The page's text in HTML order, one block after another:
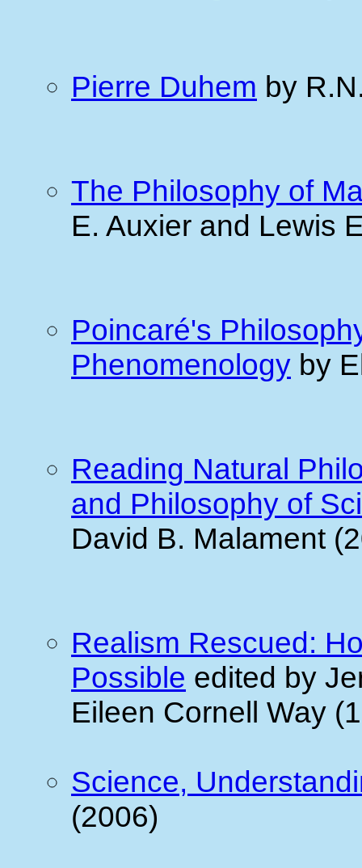
Pierre Duhem by
The Philosophy of
E. Auxier and Lewis
Poincaré's
Phenomenology by
Reading Natural
and Philosophy of
David B. Malament
Realism Rescued:
Possible edited by
Eileen Cornell Way
Science,
(2006)